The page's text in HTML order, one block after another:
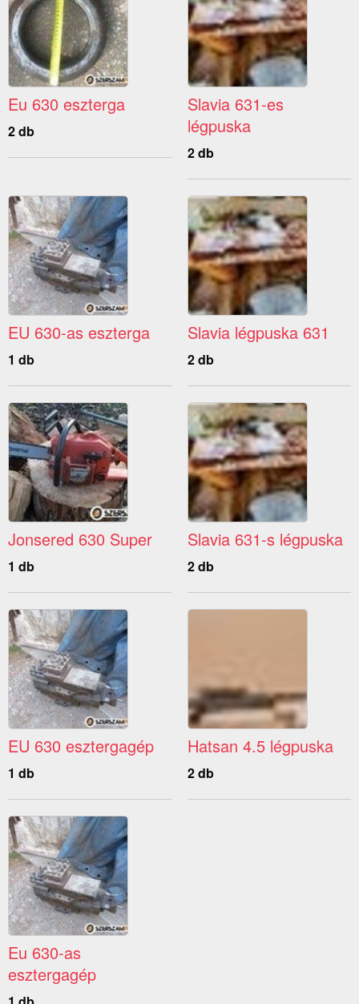
Eu 630 eszterga
2 db
Slavia 631-es
légpuska
2 db
EU 630-as eszterga
1 db
Slavia légpuska 631
2 db
Jonsered 630 Super
1 db
Slavia 631-s légpuska
2 db
EU 630 esztergagép
1 db
Hatsan 4.5 légpuska
2 db
Eu 630-as
esztergagép